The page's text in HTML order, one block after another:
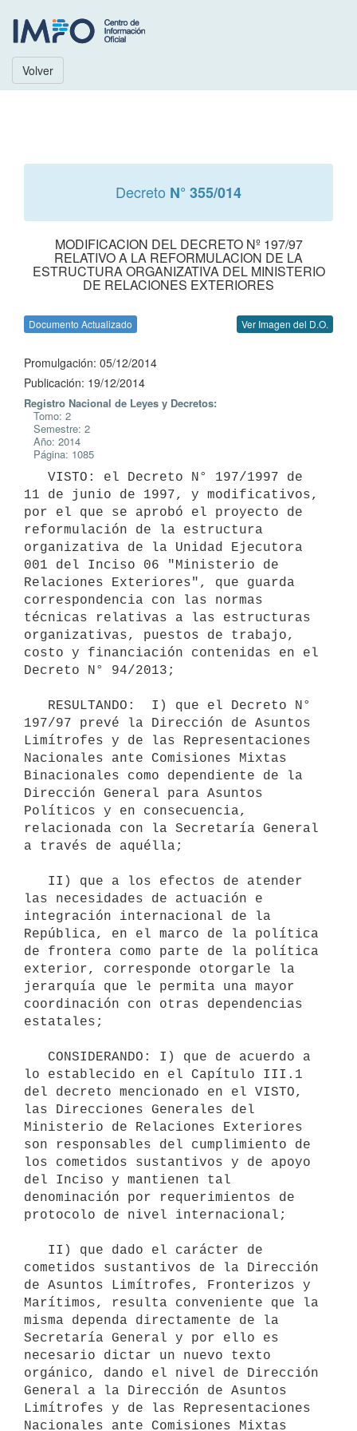
Volver
Decreto N° 355/014
MODIFICACION DEL DECRETO Nº 197/97
RELATIVO A LA REFORMULACION DE LA
ESTRUCTURA ORGANIZATIVA DEL MINISTERIO
DE RELACIONES EXTERIORES
Documento Actualizado Ver Imagen del D.O.
Promulgación: 05/12/2014
Publicación: 19/12/2014
Registro Nacional de Leyes y Decretos:
Tomo: 2
Semestre: 2
Año: 2014
Página: 1085
11 de junio de 1997, y modificativos,
por el que se aprobó el proyecto de
reformulación de la estructura
organizativa de la Unidad Ejecutora
001 del Inciso 06 "Ministerio de
Relaciones Exteriores", que guarda
correspondencia con las normas
técnicas relativas a las estructuras
organizativas, puestos de trabajo,
costo y financiación contenidas en el
Decreto N° 94/2013;
197/97 prevé la Dirección de Asuntos
Limítrofes y de las Representaciones
Nacionales ante Comisiones Mixtas
Binacionales como dependiente de la
Dirección General para Asuntos
Políticos y en consecuencia,
relacionada con la Secretaría General
a través de aquélla;
las necesidades de actuación e
integración internacional de la
República, en el marco de la política
de frontera como parte de la política
exterior, corresponde otorgarle la
jerarquía que le permita una mayor
coordinación con otras dependencias
estatales;
lo establecido en el Capítulo III.1
del decreto mencionado en el VISTO,
las Direcciones Generales del
Ministerio de Relaciones Exteriores
son responsables del cumplimiento de
los cometidos sustantivos y de apoyo
del Inciso y mantienen tal
denominación por requerimientos de
protocolo de nivel internacional;
cometidos sustantivos de la Dirección
de Asuntos Limítrofes, Fronterizos y
Marítimos, resulta conveniente que la
misma dependa directamente de la
Secretaría General y por ello es
necesario dictar un nuevo texto
orgánico, dando el nivel de Dirección
General a la Dirección de Asuntos
Limítrofes y de las Representaciones
Nacionales ante Comisiones Mixtas